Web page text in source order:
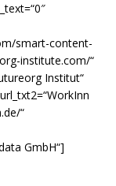
smart-content-
institute.com/“
Institut“
“
GmbH“]